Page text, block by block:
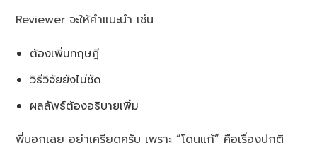
Reviewer จะให้คำแนะนำ เช่น
ต้องเพิ่มทฤษฎี
วิธีวิจัยยังไม่ชัด
ผลลัพธ์ต้องอธิบายเพิ่ม
พี่บอกเลย อย่าเครียดครับ เพราะ “โดนแก้” คือเรื่องปกติ